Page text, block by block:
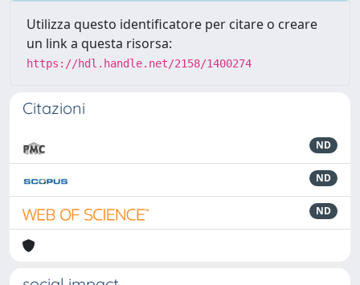
Utilizza questo identificatore per citare o creare
un link a questa risorsa:
https://hdl.handle.net/2158/1400274
Citazioni
ND
ND
ND